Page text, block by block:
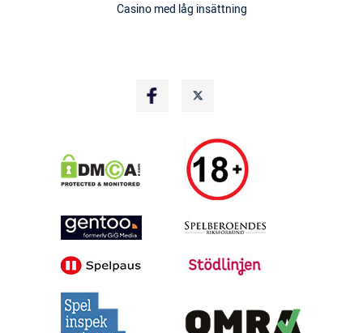
Casino med låg insättning